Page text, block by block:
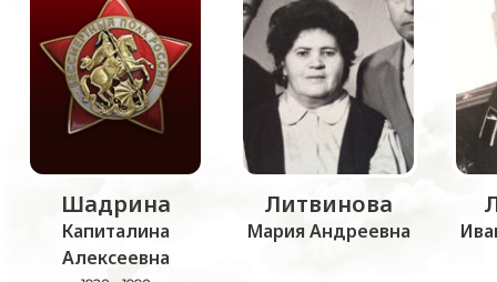
Шадрина
Капиталина
Алексеевна
Литвинова
Мария Андреевна